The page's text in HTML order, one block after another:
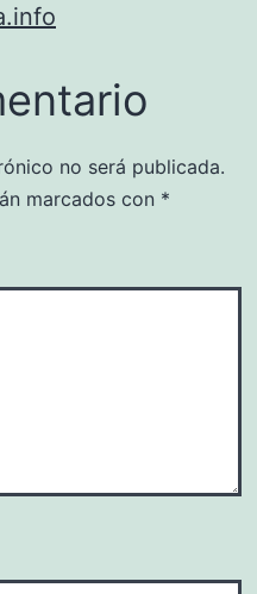
no será publicada.
marcados con *